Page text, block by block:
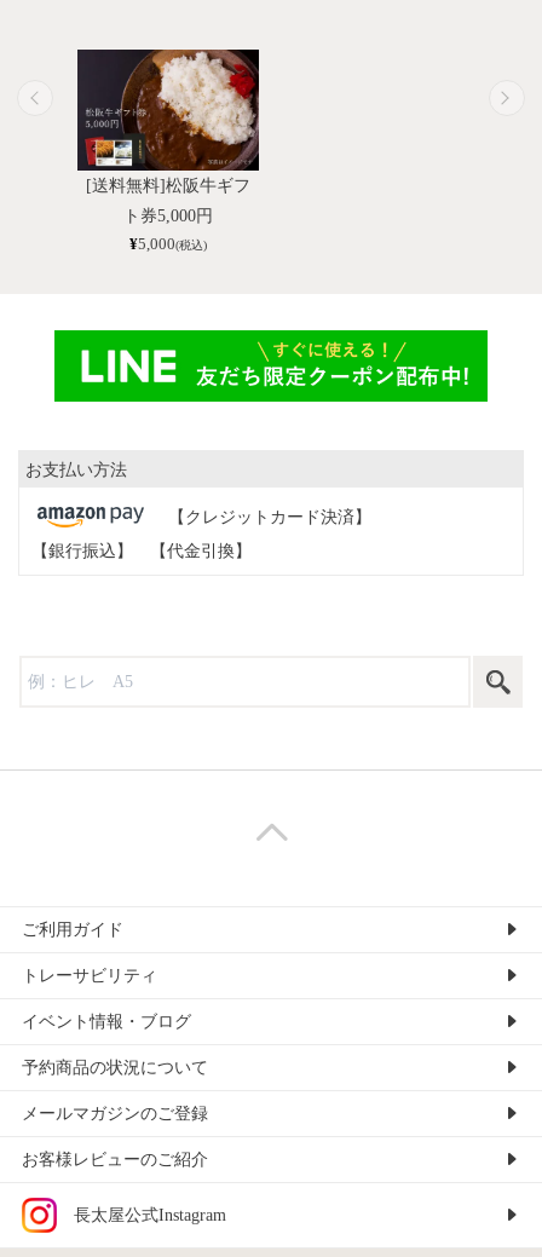
[送料無料]松阪牛ギフ
ト券5,000円
¥5,000(税込)
お支払い方法
【クレジットカード決済】
【銀行振込】
【代金引換】
ご利用ガイド
トレーサビリティ
イベント情報・ブログ
予約商品の状況について
メールマガジンのご登録
お客様レビューのご紹介
長太屋公式Instagram